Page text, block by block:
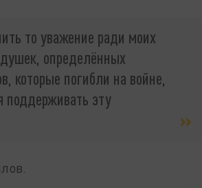
то уважение ради моих
определённых
которые погибли на войне,
поддерживать эту